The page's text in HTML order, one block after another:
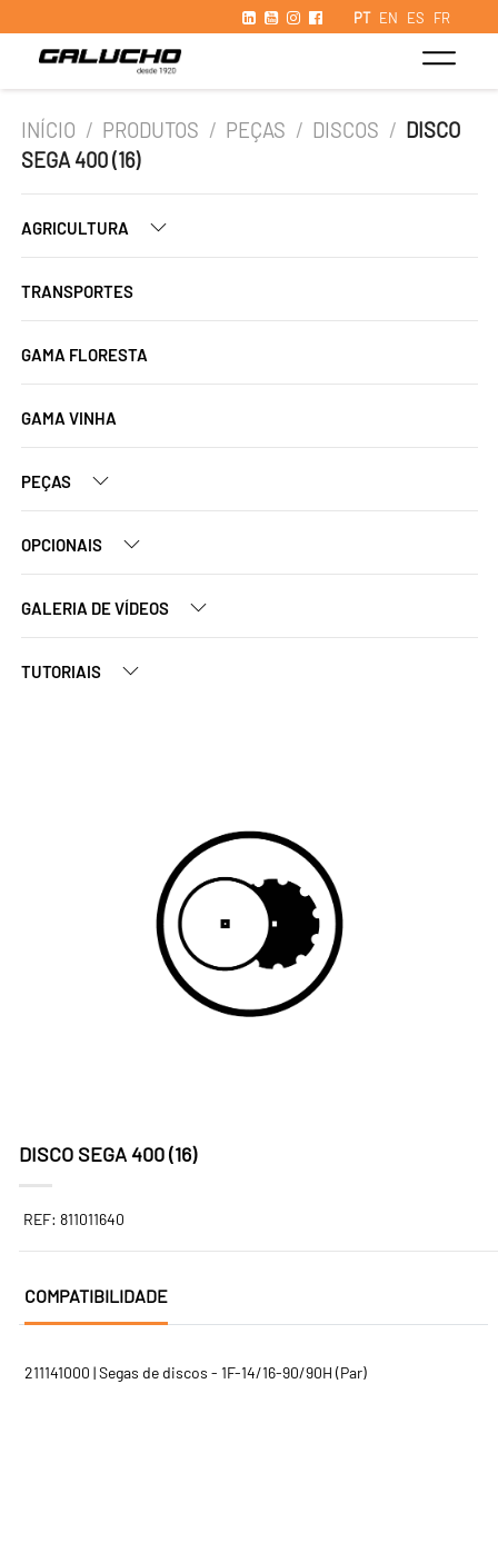
PT EN ES FR
INÍCIO / PRODUTOS / PEÇAS / DISCOS / DISCO
SEGA 400 (16)
AGRICULTURA
TRANSPORTES
GAMA FLORESTA
GAMA VINHA
PEÇAS
OPCIONAIS
GALERIA DE VÍDEOS
TUTORIAIS
DISCO SEGA 400 (16)
REF: 811011640
COMPATIBILIDADE
211141000 | Segas de discos - 1F-14/16-90/90H (Par)